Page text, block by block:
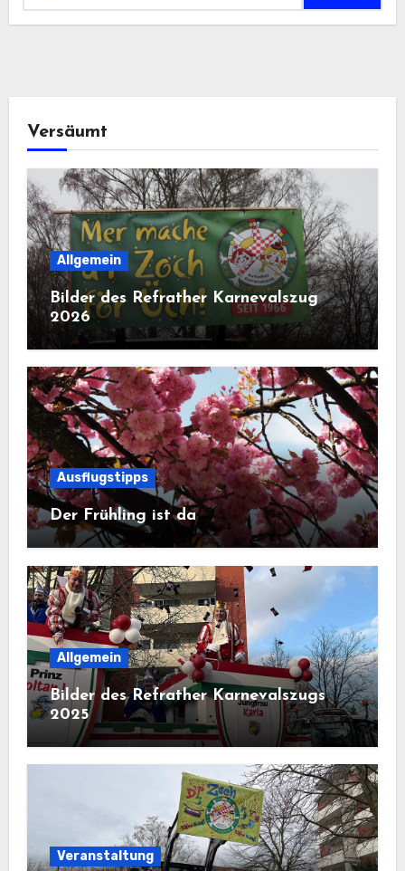
Versäumt
Allgemein
Bilder des Refrather Karnevalszug
2026
Ausflugstipps
Der Frühling ist da
Allgemein
Bilder des Refrather Karnevalszugs
2025
Veranstaltung